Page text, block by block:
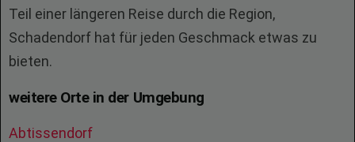
Teil einer längeren Reise durch die Region,
Schadendorf hat für jeden Geschmack etwas zu
bieten.
weitere Orte in der Umgebung
Abtissendorf